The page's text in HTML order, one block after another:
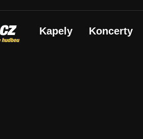
Kapely Koncerty